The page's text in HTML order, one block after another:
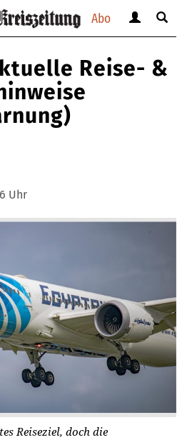
Abo
anzeigen
verbergen
Suche
Reise- &
Uhr
Reiseziel, doch die